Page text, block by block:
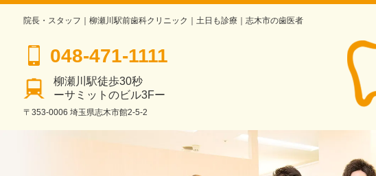
院長・スタッフ｜柳瀬川駅前歯科クリニック｜土日も診療｜志木市の歯医者
048-471-1111
柳瀬川駅徒歩30秒
ーサミットのビル3Fー
〒353-0006 埼玉県志木市館2-5-2